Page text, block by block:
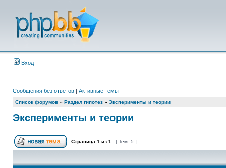
Вход
Сообщения без ответов | Активные темы
Список форумов » Раздел гипотез » Эксперименты и теории
Эксперименты и теории
Страница 1 из 1 [ Тем: 5 ]